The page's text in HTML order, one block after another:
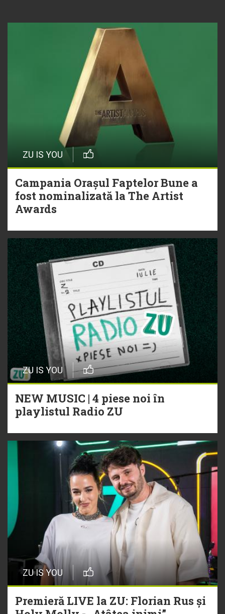
ZU IS YOU
Campania Orașul Faptelor Bune a
fost nominalizată la The Artist
Awards
ZU IS YOU
NEW MUSIC | 4 piese noi în
playlistul Radio ZU
ZU IS YOU
Premieră LIVE la ZU: Florian Rus și